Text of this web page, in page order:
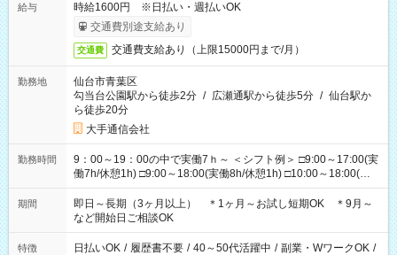
給与
時給1600円 ※日払い・週払いOK
交通費別途支給あり
交通費 交通費支給あり（上限15000円まで/月）
勤務地
仙台市青葉区
勾当台公園駅から徒歩2分 / 広瀬通駅から徒歩5分 / 仙台駅か
ら徒歩20分
大手通信会社
勤務時間
9：00～19：00の中で実働7ｈ～ ＜シフト例＞ □9:00～17:00(実
働7h/休憩1h) □9:00～18:00(実働8h/休憩1h) □10:00～18:00(実
働7h/休憩1h) □10:00～19:00(実働8h/休憩1h) ＊時間固定ＯＫ
期間
即日～長期（3ヶ月以上） ＊1ヶ月～お試し短期OK ＊9月～
など開始日ご相談OK
特徴 日払いOK / 履歴書不要 / 40～50代活躍中 / 副業・WワークOK /